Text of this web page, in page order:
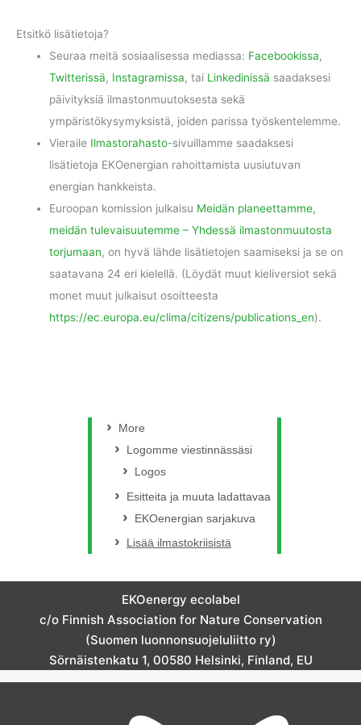
Etsitkö lisätietoja?
Seuraa meitä sosiaalisessa mediassa: Facebookissa,
Twitterissä, Instagramissa, tai Linkedinissä saadaksesi
päivityksiä ilmastonmuutoksesta sekä
ympäristökysymyksistä, joiden parissa työskentelemme.
Vieraile Ilmastorahasto-sivuillamme saadaksesi
lisätietoja EKOenergian rahoittamista uusiutuvan
energian hankkeista.
Euroopan komission julkaisu Meidän planeettamme,
meidän tulevaisuutemme – Yhdessä ilmastonmuutosta
torjumaan, on hyvä lähde lisätietojen saamiseksi ja se on
saatavana 24 eri kielellä. (Löydät muut kieliversiot sekä
monet muut julkaisut osoitteesta
https://ec.europa.eu/clima/citizens/publications_en).
More
Logomme viestinnässäsi
Logos
Esitteita ja muuta ladattavaa
EKOenergian sarjakuva
Lisää ilmastokriisistä
EKOenergy ecolabel
c/o Finnish Association for Nature Conservation
(Suomen luonnonsuojeluliitto ry)
Sörnäistenkatu 1, 00580 Helsinki, Finland, EU